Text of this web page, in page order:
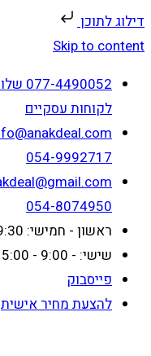
דילוג לתוכן
Skip to content
לקוחות עסקיים
054-9992717
054-8074950
ראשון - חמישי: 9:30 - 20:00
שישי: - 9:00 - 15:00
פייסבוק
להצעת מחיר אישית